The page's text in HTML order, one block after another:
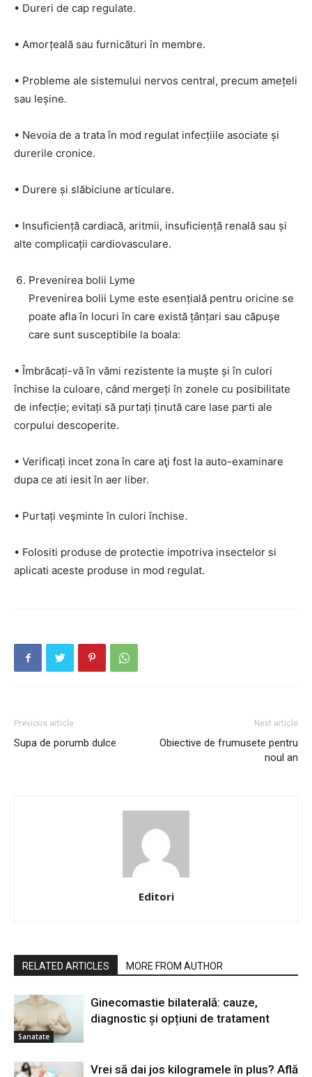
• Dureri de cap regulate.
• Amorțeală sau furnicături în membre.
• Probleme ale sistemului nervos central, precum amețeli
sau leșine.
• Nevoia de a trata în mod regulat infecțiile asociate și
durerile cronice.
• Durere și slăbiciune articulare.
• Insuficiență cardiacă, aritmii, insuficiență renală sau și
alte complicații cardiovasculare.
Prevenirea bolii Lyme
Prevenirea bolii Lyme este esențială pentru oricine se
poate afla în locuri în care există țânțari sau căpușe
care sunt susceptibile la boala:
• Îmbrăcați-vă în vămi rezistente la muște și în culori
închise la culoare, când mergeți în zonele cu posibilitate
de infecție; evitați să purtați ținută care lase parti ale
corpului descoperite.
• Verificați incet zona în care aţi fost la auto-examinare
dupa ce ati iesit în aer liber.
• Purtați veşminte în culori închise.
• Folositi produse de protectie impotriva insectelor si
aplicati aceste produse in mod regulat.
Previous article
Supa de porumb dulce
Next article
Obiective de frumusete pentru
noul an
Editori
RELATED ARTICLES MORE FROM AUTHOR
Sanatate
Ginecomastie bilaterală: cauze,
diagnostic și opțiuni de tratament
Vrei să dai jos kilogramele în plus? Află